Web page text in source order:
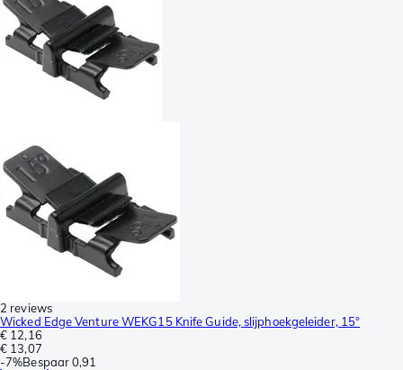
2 reviews
Wicked Edge Venture WEKG15 Knife Guide, slijphoekgeleider, 15°
€ 12,16
€ 13,07
-7%Bespaar0,91